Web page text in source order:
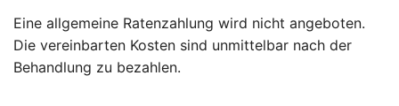
Eine allgemeine Ratenzahlung wird nicht angeboten.
Die vereinbarten Kosten sind unmittelbar nach der
Behandlung zu bezahlen.